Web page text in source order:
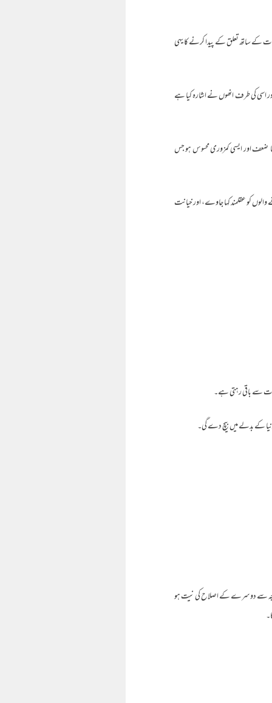
کے ساتھ تعلق کے پیدا کرنے کا یہی
اسی کی طرف انھوں نے اشارہ کیا ہے
اور ایسی کمزوری محسوس ہو جس
کو عقلمند کہا جاوے، اور خیانت
وجہ سے دوسرے کے اصلاح کی نیت ہو